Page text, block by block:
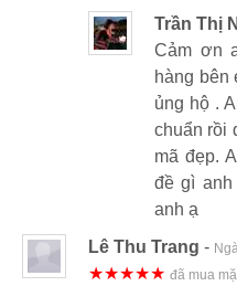
Trần Thị
Cảm ơn
hàng bên
ủng hộ .
chuẩn rồi
mã đẹp.
đề gì
anh ạ
Lê Thu Trang -
★★★★★ đã mua